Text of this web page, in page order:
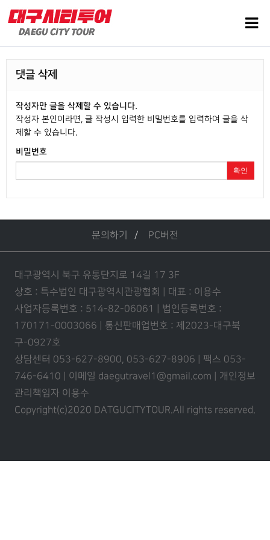
댓글 삭제
작성자만 글을 삭제할 수 있습니다.
작성자 본인이라면, 글 작성시 입력한 비밀번호를 입력하여 글을 삭
제할 수 있습니다.
비밀번호
확인
문의하기 PC버전
대구광역시 북구 유통단지로 14길 17 3F
상호 : 특수법인 대구광역시관광협회 | 대표 : 이용수
사업자등록번호 : 514-82-06061 | 법인등록번호 :
170171-0003066 | 통신판매업번호 : 제2023-대구북
구-0927호
상담센터 053-627-8900, 053-627-8906 | 팩스 053-
746-6410 | 이메일 daegutravel1@gmail.com | 개인정보
관리책임자 이용수
Copyright(c)2020 DATGUCITYTOUR.All rights reserved.